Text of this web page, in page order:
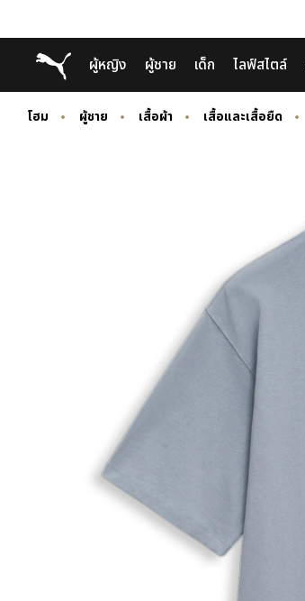
to
Main
content
to
Footer
Content
Puma โฮม
ผู้หญิง ผู้ชาย เด็ก ไลฟ์สไตล์
โฮม ผู้ชาย เสื้อผ้า เสื้อและเสื้อยืด